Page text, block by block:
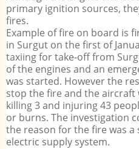
primary ignition sources,
fires.
Example of fire on board is
in Surgut on the first of
taxiing for take-off from
of the engines and an
was started. However the
stop the fire and the aircraft
killing 3 and injuring 43
or burns. The investigation
the reason for the fire was a
electric supply system.